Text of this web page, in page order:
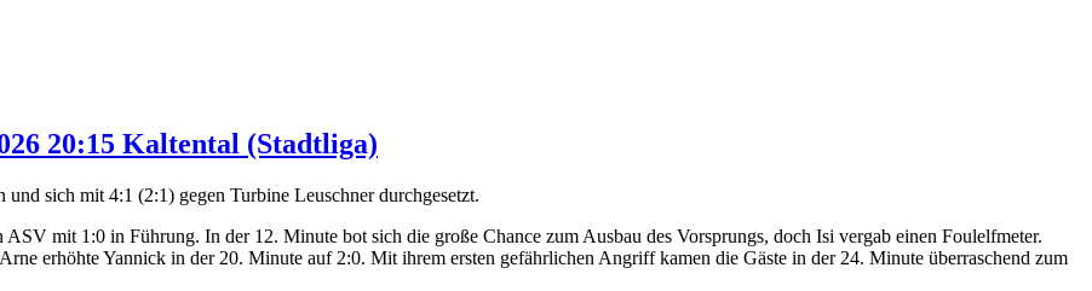
20:15 Kaltental (Stadtliga)
sich mit 4:1 (2:1) gegen Turbine Leuschner durchgesetzt.
mit 1:0 in Führung. In der 12. Minute bot sich die große Chance zum Ausbau des Vorsprungs, doch Isi vergab einen Foulelfmeter.
erhöhte Yannick in der 20. Minute auf 2:0. Mit ihrem ersten gefährlichen Angriff kamen die Gäste in der 24. Minute überraschend zum